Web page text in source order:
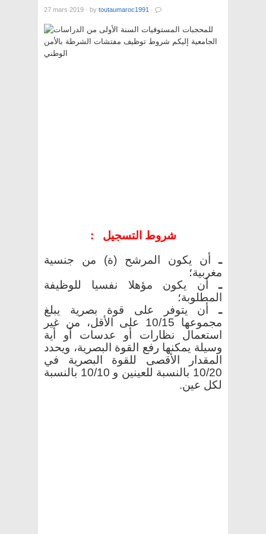
27 mars 2019 · by toutaumaroc1991 ·
شروط التسجيل
:
ـأن يكون المرشح (ة) من جنسية
مغربية؛
ـأن يكون مؤهلا نفسيا للوظيفة
المطلوبة؛
ـ
أن يتوفر على قوة بصرية يبلغ
مجموعها 10/15 على الأقل، من غير
استعمال نظارات أو عدسات أو أية
وسيلة يمكنها رفع القوة البصرية، ويحدد
المقدار الأقصى للقوة البصرية في
10/20 بالنسبة للعينين و 10/10 بالنسبة
لكل عين.